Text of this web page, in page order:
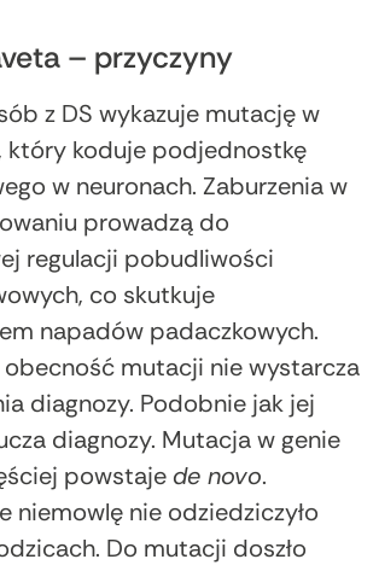
– przyczyny
z DS wykazuje mutację w
który koduje podjednostkę
w neuronach. Zaburzenia w
prowadzą do
regulacji pobudliwości
co skutkuje
napadów padaczkowych.
mutacji nie wystarcza
diagnozy. Podobnie jak jej
diagnozy. Mutacja w genie
powstaje de novo.
niemowlę nie odziedziczyło
Do mutacji doszło